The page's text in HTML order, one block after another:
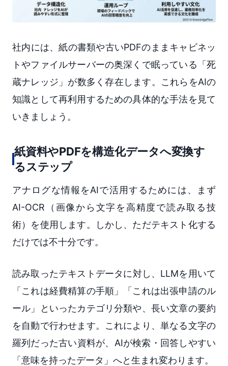
社内には、紙の書類や古いPDFのままキャビネッ
トやファイルサーバーの奥深くで眠っている「死
蔵ナレッジ」が数多く存在します。これらをAIの
知識として再利用するための具体的な手法を見て
いきましょう。
紙資料やPDFを構造化データへ変換す
るステップ
アナログな情報をAIで活用するためには、まず
AI-OCR（画像から文字を高精度で読み取る技
術）を使用します。しかし、ただテキスト化する
だけでは不十分です。
読み取ったテキストデータに対し、LLMを用いて
「これは経費精算の手順」「これは出張申請のル
ール」といったカテゴリ分類や、長い文章の要約
を自動で行わせます。これにより、単なる文字の
羅列だった古い資料が、AIが検索・回答しやすい
「意味を持ったデータ」へと生まれ変わります。